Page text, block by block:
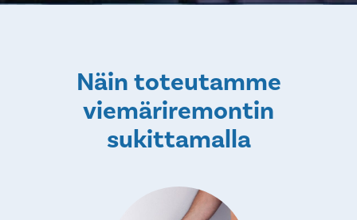
Näin toteutamme
viemäriremontin
sukittamalla